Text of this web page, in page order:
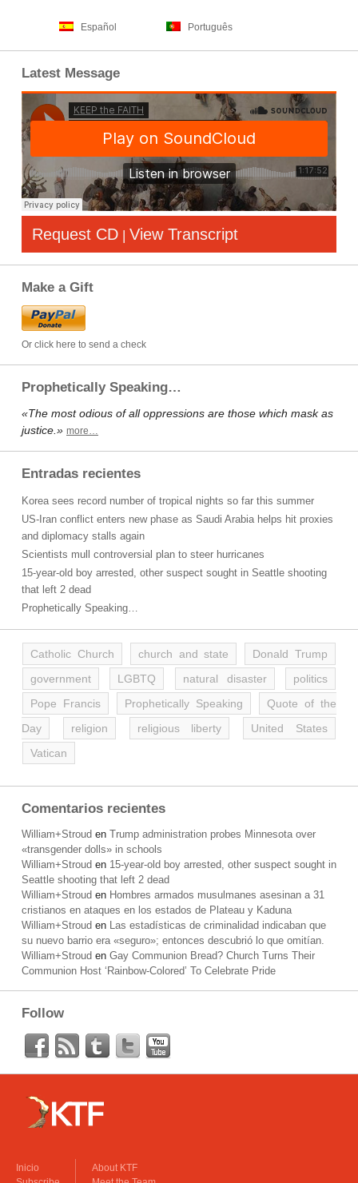
Español Português
Latest Message
Request CD | View Transcript
Make a Gift
Or click here to send a check
Prophetically Speaking…
«The most odious of all oppressions are those which mask as
justice.» more…
Entradas recientes
Korea sees record number of tropical nights so far this summer
US-Iran conflict enters new phase as Saudi Arabia helps hit proxies
and diplomacy stalls again
Scientists mull controversial plan to steer hurricanes
15-year-old boy arrested, other suspect sought in Seattle shooting
that left 2 dead
Prophetically Speaking…
Catholic Church church and state
Donald Trump
government
LGBTQ natural disaster
politics
Pope Francis
Prophetically Speaking
Quote of the
Day
religion religious liberty
United States
Vatican
Comentarios recientes
William+Stroud en Trump administration probes Minnesota over
«transgender dolls» in schools
William+Stroud en 15-year-old boy arrested, other suspect sought in
Seattle shooting that left 2 dead
William+Stroud en Hombres armados musulmanes asesinan a 31
cristianos en ataques en los estados de Plateau y Kaduna
William+Stroud en Las estadísticas de criminalidad indicaban que
su nuevo barrio era «seguro»; entonces descubrió lo que omitían.
William+Stroud en Gay Communion Bread? Church Turns Their
Communion Host ‘Rainbow-Colored’ To Celebrate Pride
Follow
Inicio
About KTF